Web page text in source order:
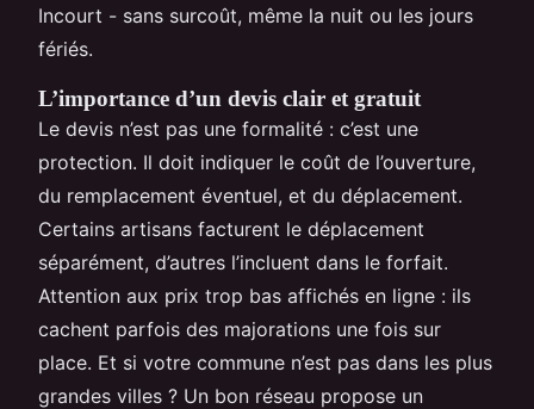
Incourt - sans surcoût, même la nuit ou les jours
fériés.
L’importance d’un devis clair et gratuit
Le devis n’est pas une formalité : c’est une
protection. Il doit indiquer le coût de l’ouverture,
du remplacement éventuel, et du déplacement.
Certains artisans facturent le déplacement
séparément, d’autres l’incluent dans le forfait.
Attention aux prix trop bas affichés en ligne : ils
cachent parfois des majorations une fois sur
place. Et si votre commune n’est pas dans les plus
grandes villes ? Un bon réseau propose un